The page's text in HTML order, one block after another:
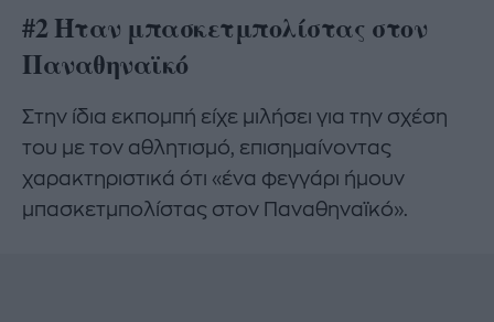
#2 Ήταν μπασκετμπολίστας στον
Παναθηναϊκό
Στην ίδια εκπομπή είχε μιλήσει για την σχέση
του με τον αθλητισμό, επισημαίνοντας
χαρακτηριστικά ότι «ένα φεγγάρι ήμουν
μπασκετμπολίστας στον Παναθηναϊκό».